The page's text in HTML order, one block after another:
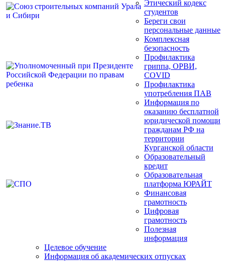
Этический кодекс
студентов
Береги свои
персональные данные
Комплексная
безопасность
Профилактика
гриппа, ОРВИ,
COVID
Профилактика
употребления ПАВ
Информация по
оказанию бесплатной
юридической помощи
гражданам РФ на
территории
Курганской области
Образовательный
кредит
Образовательная
платформа ЮРАЙТ
Финансовая
грамотность
Цифровая
грамотность
Полезная
информация
Целевое обучение
Информация об академических отпусках